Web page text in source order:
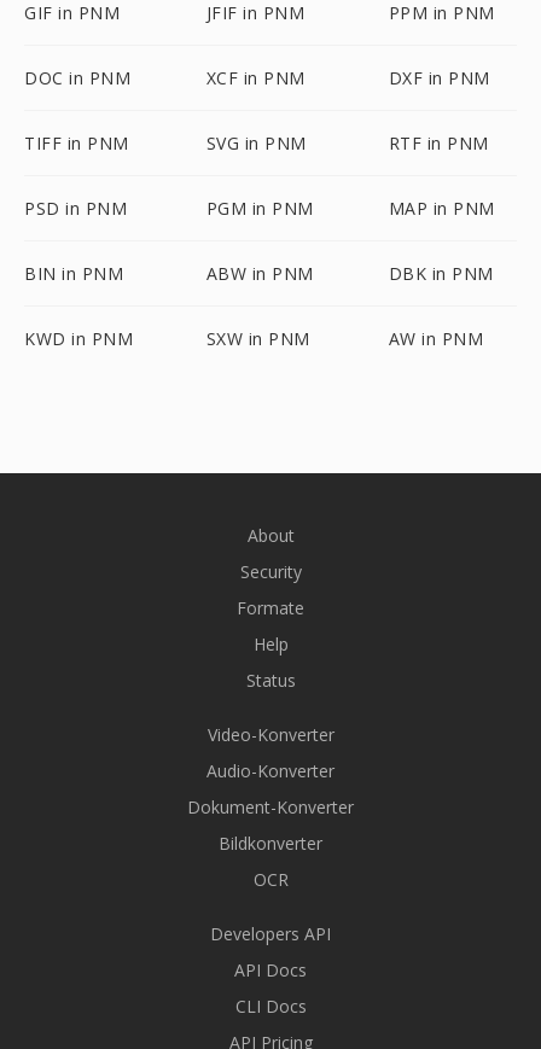
GIF in PNM JFIF in PNM PPM in PNM
DOC in PNM XCF in PNM DXF in PNM
TIFF in PNM SVG in PNM RTF in PNM
PSD in PNM PGM in PNM MAP in PNM
BIN in PNM ABW in PNM DBK in PNM
KWD in PNM SXW in PNM AW in PNM
About
Security
Formate
Help
Status
Video-Konverter
Audio-Konverter
Dokument-Konverter
Bildkonverter
OCR
Developers API
API Docs
CLI Docs
API Pricing